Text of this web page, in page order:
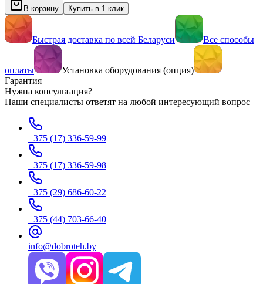
В корзину Купить в 1 клик
Быстрая доставка по всей Беларуси Все способы
оплаты
Установка оборудования (опция)
Гарантия
Нужна консультация?
Наши специалисты ответят на любой интересующий вопрос
+375 (17) 336-59-99
+375 (17) 336-59-98
+375 (29) 686-60-22
+375 (44) 703-66-40
info@dobroteh.by